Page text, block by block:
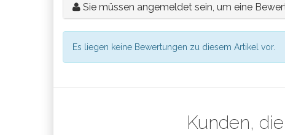
Sie müssen angemeldet sein, um eine
Es liegen keine Bewertungen zu diesem Artikel vor.
Kunden,